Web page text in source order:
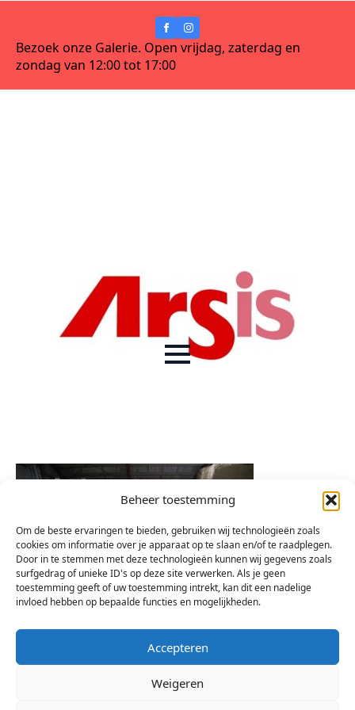
Beheer toestemming
Om de beste ervaringen te bieden, gebruiken wij technologieën zoals
cookies om informatie over je apparaat op te slaan en/of te raadplegen.
Door in te stemmen met deze technologieën kunnen wij gegevens zoals
surfgedrag of unieke ID's op deze site verwerken. Als je geen
toestemming geeft of uw toestemming intrekt, kan dit een nadelige
invloed hebben op bepaalde functies en mogelijkheden.
Accepteren
Weigeren
Bezoek onze Galerie. Open vrijdag, zaterdag en
zondag van 12:00 tot 17:00